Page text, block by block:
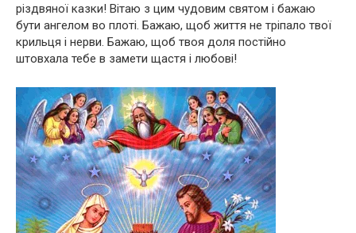
різдвяної казки! Вітаю з цим чудовим святом і бажаю
бути ангелом во плоті. Бажаю, щоб життя не тріпало твої
крильця і нерви. Бажаю, щоб твоя доля постійно
штовхала тебе в замети щастя і любові!